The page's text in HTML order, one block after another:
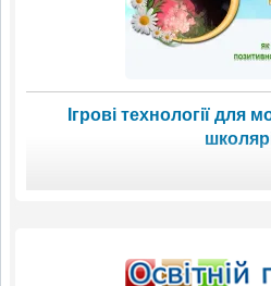
Ігрові технології для